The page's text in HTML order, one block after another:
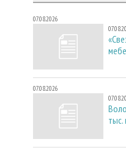
07.08.2026
07.08.2026